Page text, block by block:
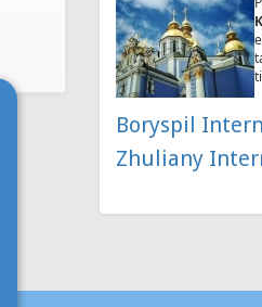
Boryspil
Zhuliany